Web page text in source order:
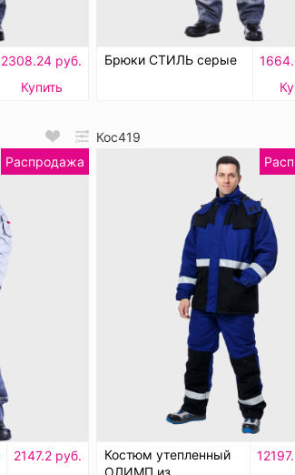
2308.24 руб.
Купить
Брюки СТИЛЬ серые
Распродажа
2147.2 руб.
Кос419
Костюм утепленный
ОЛИМП из